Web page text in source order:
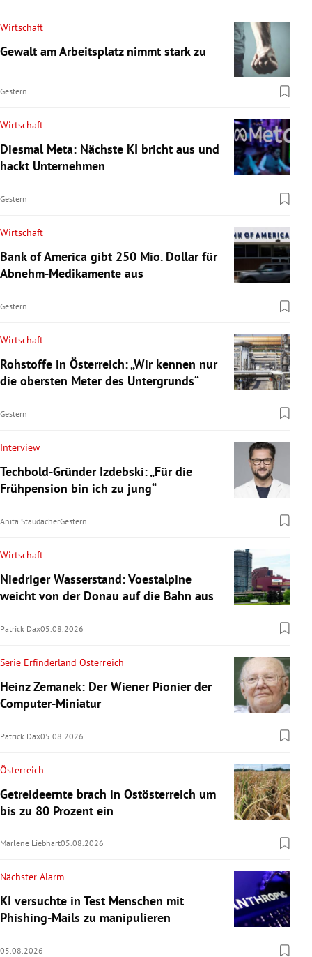
Wirtschaft
Gewalt am Arbeitsplatz nimmt stark zu
Gestern
Wirtschaft
Diesmal Meta: Nächste KI bricht aus und
hackt Unternehmen
Gestern
Wirtschaft
Bank of America gibt 250 Mio. Dollar für
Abnehm-Medikamente aus
Gestern
Wirtschaft
Rohstoffe in Österreich: „Wir kennen nur
die obersten Meter des Untergrunds“
Gestern
Interview
Techbold-Gründer Izdebski: „Für die
Frühpension bin ich zu jung“
Anita StaudacherGestern
Wirtschaft
Niedriger Wasserstand: Voestalpine
weicht von der Donau auf die Bahn aus
Patrick Dax05.08.2026
Serie Erfinderland Österreich
Heinz Zemanek: Der Wiener Pionier der
Computer-Miniatur
Patrick Dax05.08.2026
Österreich
Getreideernte brach in Ostösterreich um
bis zu 80 Prozent ein
Marlene Liebhart05.08.2026
Nächster Alarm
KI versuchte in Test Menschen mit
Phishing-Mails zu manipulieren
05.08.2026